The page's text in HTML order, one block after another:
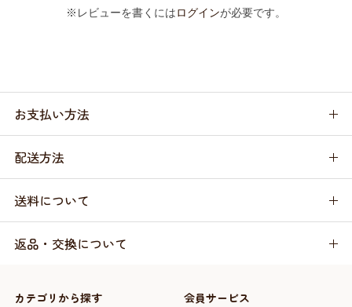
※レビューを書くにはログインが必要です。
お支払い方法
配送方法
送料について
返品・交換について
カテゴリから探す 会員サービス